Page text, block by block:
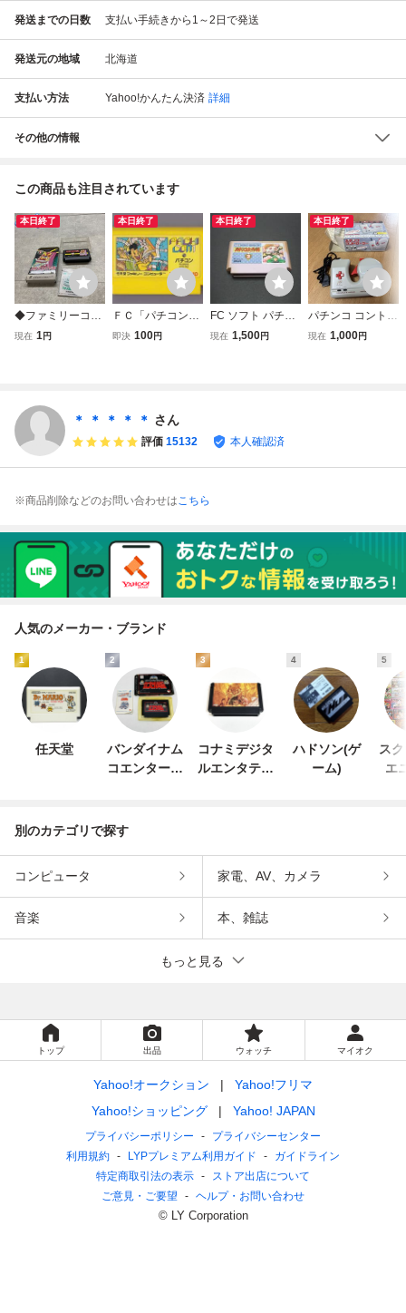
発送までの日数 支払い手続きから1～2日で発送
発送元の地域 北海道
支払い方法 Yahoo!かんたん決済 詳細
その他の情報
この商品も注目されています
本日終了
◆ファミリーコン
ピューター/ファミ
現在 1円
本日終了
ＦＣ「パチコン」
（パチンコゲーム
即決 100円
本日終了
FC ソフト パチン
コ大作戦2
現在 1,500円
本日終了
パチンコ コントロ
ーラー FC ファミ
現在 1,000円
＊ ＊ ＊ ＊ ＊ さん
評価 15132 本人確認済
※商品削除などのお問い合わせはこちら
人気のメーカー・ブランド
1
任天堂
2
バンダイナム
コエンターテ
3
コナミデジタ
ルエンタテイ
4
ハドソン(ゲ
ーム)
5
ス
エ
別のカテゴリで探す
コンピュータ 家電、AV、カメラ
音楽 本、雑誌
もっと見る
トップ 出品 ウォッチ マイオク
Yahoo!オークション
Yahoo!フリマ
Yahoo!ショッピング
Yahoo! JAPAN
プライバシーポリシー
プライバシーセンター
利用規約
LYPプレミアム利用ガイド
ガイドライン
特定商取引法の表示
ストア出店について
ご意見・ご要望
ヘルプ・お問い合わせ
© LY Corporation